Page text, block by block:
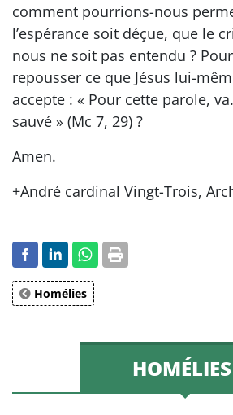
comment pourrions-nous
l’espérance soit déçue, que le
nous ne soit pas entendu ?
repousser ce que Jésus lui-
accepte : « Pour cette parole,
sauvé » (Mc 7, 29) ?
Amen.
+André cardinal Vingt-Trois,
Homélies
HOMÉLIES